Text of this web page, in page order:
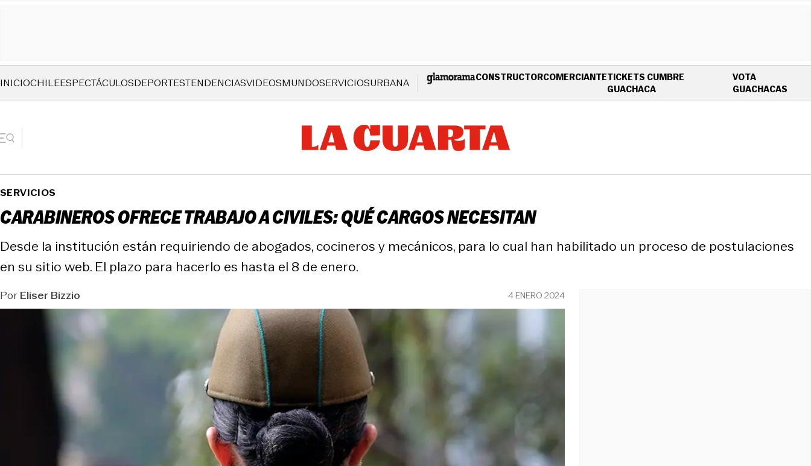
INICIOCHILEESPECTÁCULOSDEPORTESTENDENCIASVIDEOSMUNDOSERVICIOSURBANA CONSTRUCTORCOMERCIANTETICKETS CUMBRE
GUACHACAOPENS IN NEW WINDOW
VOTA
GUACHACAS
SERVICIOS
CARABINEROS OFRECE TRABAJO A CIVILES: QUÉ CARGOS NECESITAN
Desde la institución están requiriendo de abogados, cocineros y mecánicos, para lo cual han habilitado un proceso de postulaciones
en su sitio web. El plazo para hacerlo es hasta el 8 de enero.
PorEliser Bizzio 4 ENERO 2024